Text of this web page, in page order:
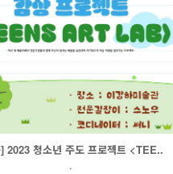
2023 청소년 주도 프로젝트 <TEE..
.